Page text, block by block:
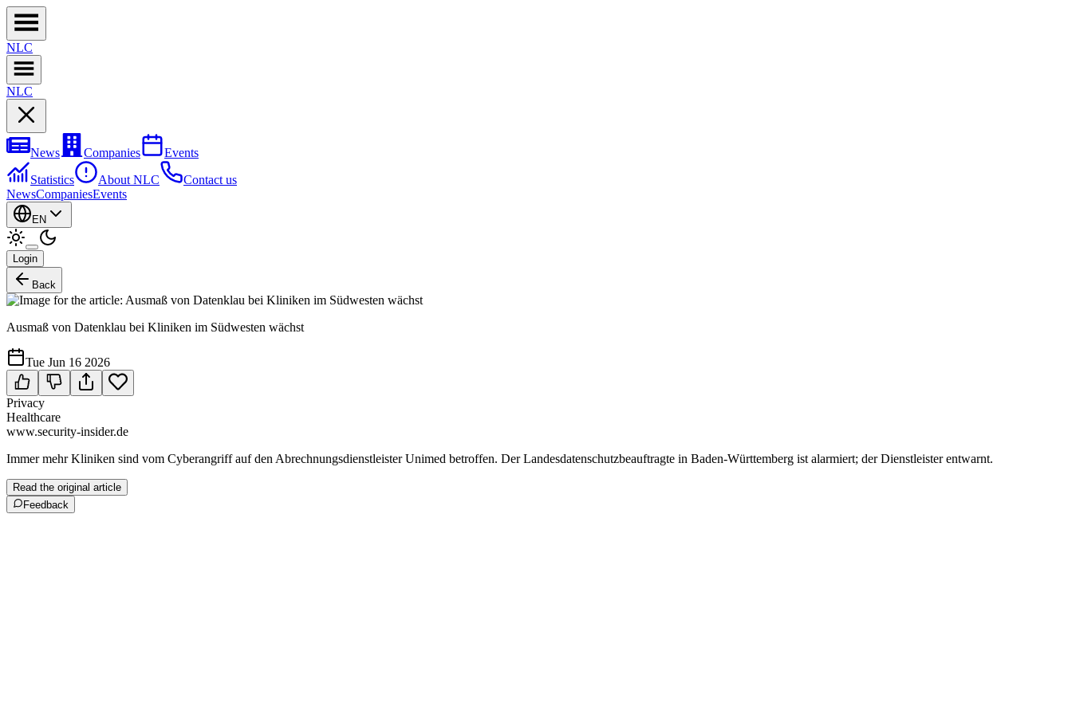
NLC
NLC
News Companies
Events
Statistics
About NLC
Contact us
NewsCompaniesEvents
EN
Login
Back
Ausmaß von Datenklau bei Kliniken im Südwesten wächst
Tue Jun 16 2026
Privacy
Healthcare
www.security-insider.de
Immer mehr Kliniken sind vom Cyberangriff auf den Abrechnungsdienst­leister Unimed betroffen. Der Landesdatenschutzbeauftragte in Baden-Württemberg ist alarmiert; der Dienstleister entwarnt.
Read the original article
Feedback